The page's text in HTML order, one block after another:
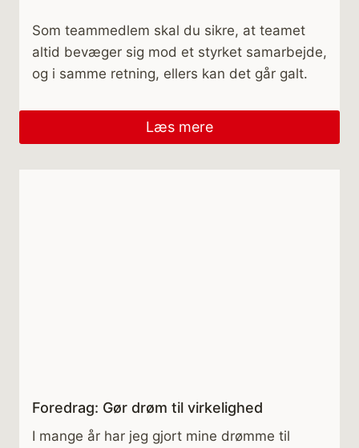
Som teammedlem skal du sikre, at teamet
altid bevæger sig mod et styrket samarbejde,
og i samme retning, ellers kan det går galt.
Læs mere
Foredrag: Gør drøm til virkelighed
I mange år har jeg gjort mine drømme til